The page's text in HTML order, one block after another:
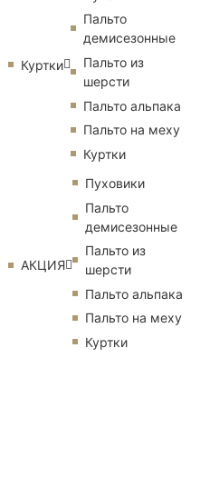
Куртки
Пальто
демисезонные
Пальто из
шерсти
Пальто альпака
Пальто на меху
Куртки
АКЦИЯ
Пуховики
Пальто
демисезонные
Пальто из
шерсти
Пальто альпака
Пальто на меху
Куртки